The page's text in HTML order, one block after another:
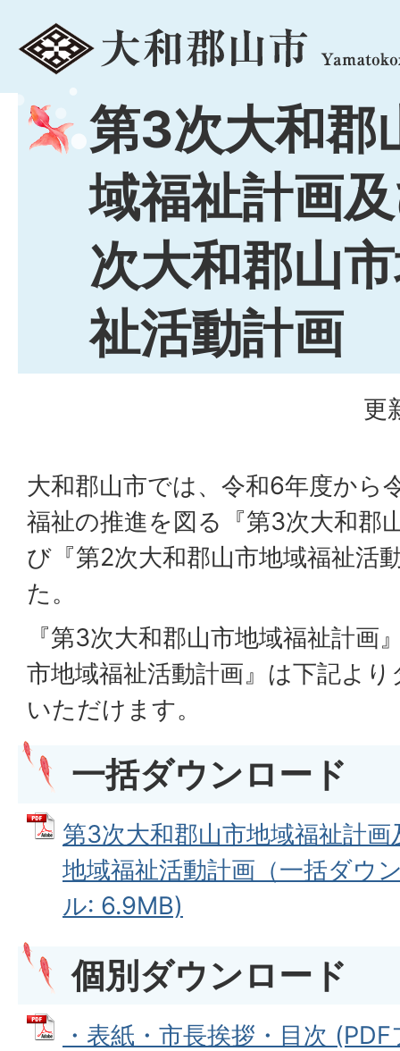
menu
第3次大和郡
域福祉計画
次大和郡山
祉活動計画
更
大和郡山市では、令和6年度から
福祉の推進を図る『第3次大和郡
び『第2次大和郡山市地域福祉活
た。
『第3次大和郡山市地域福祉計画
市地域福祉活動計画』は下記よ
いただけます。
一括ダウンロード
第3次大和郡山市地域福祉計
地域福祉活動計画（一括ダウ
ル: 6.9MB)
個別ダウンロード
・表紙・市長挨拶・目次